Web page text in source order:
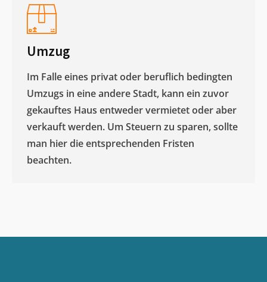
Umzug
Im Falle eines privat oder beruflich bedingten
Umzugs in eine andere Stadt, kann ein zuvor
gekauftes Haus entweder vermietet oder aber
verkauft werden. Um Steuern zu sparen, sollte
man hier die entsprechenden Fristen
beachten.